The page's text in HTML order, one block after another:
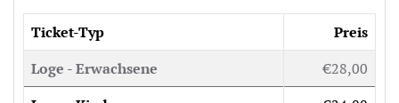
Ticket-Typ
Preis
Loge - Erwachsene
€28,00